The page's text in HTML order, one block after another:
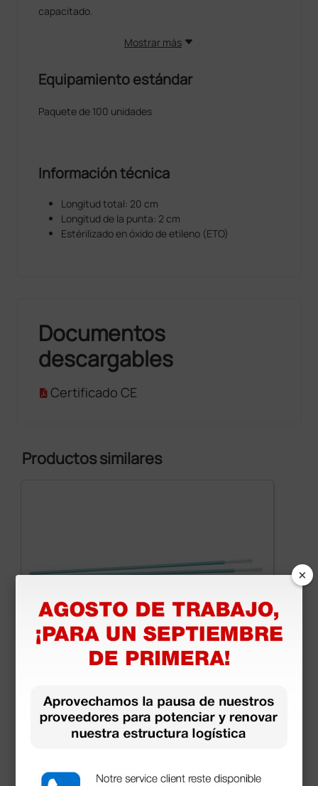
capacitado.
Mostrar más
Equipamiento estándar
Paquete de 100 unidades
Información técnica
Longitud total: 20 cm
Longitud de la punta: 2 cm
Estérilizado en óxido de etileno (ETO)
Documentos
descargables
Certificado CE
Productos similares
Cepillo no estéril Gima Brush cónico - 25 uds
(Precio sin IVA)
×